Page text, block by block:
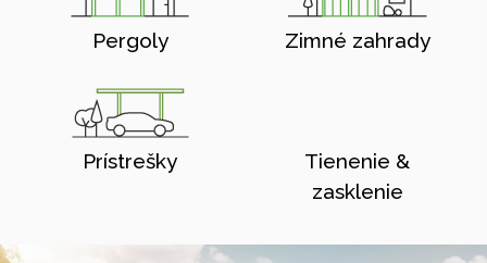
Pergoly Zimné zahrady
Prístrešky
Tienenie &
zasklenie